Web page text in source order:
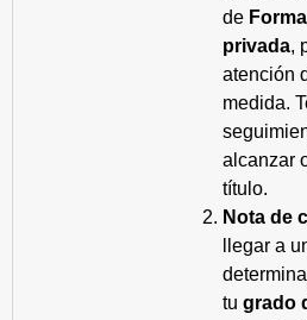
de
privada,
atención
medida.
alcanzar
título.
Nota de
llegar a
tu grado